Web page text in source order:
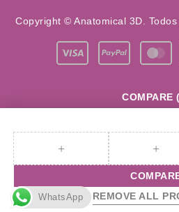
Copyright © Anatomical 3D.
WhatsApp
COMPARE
REMOVE ALL